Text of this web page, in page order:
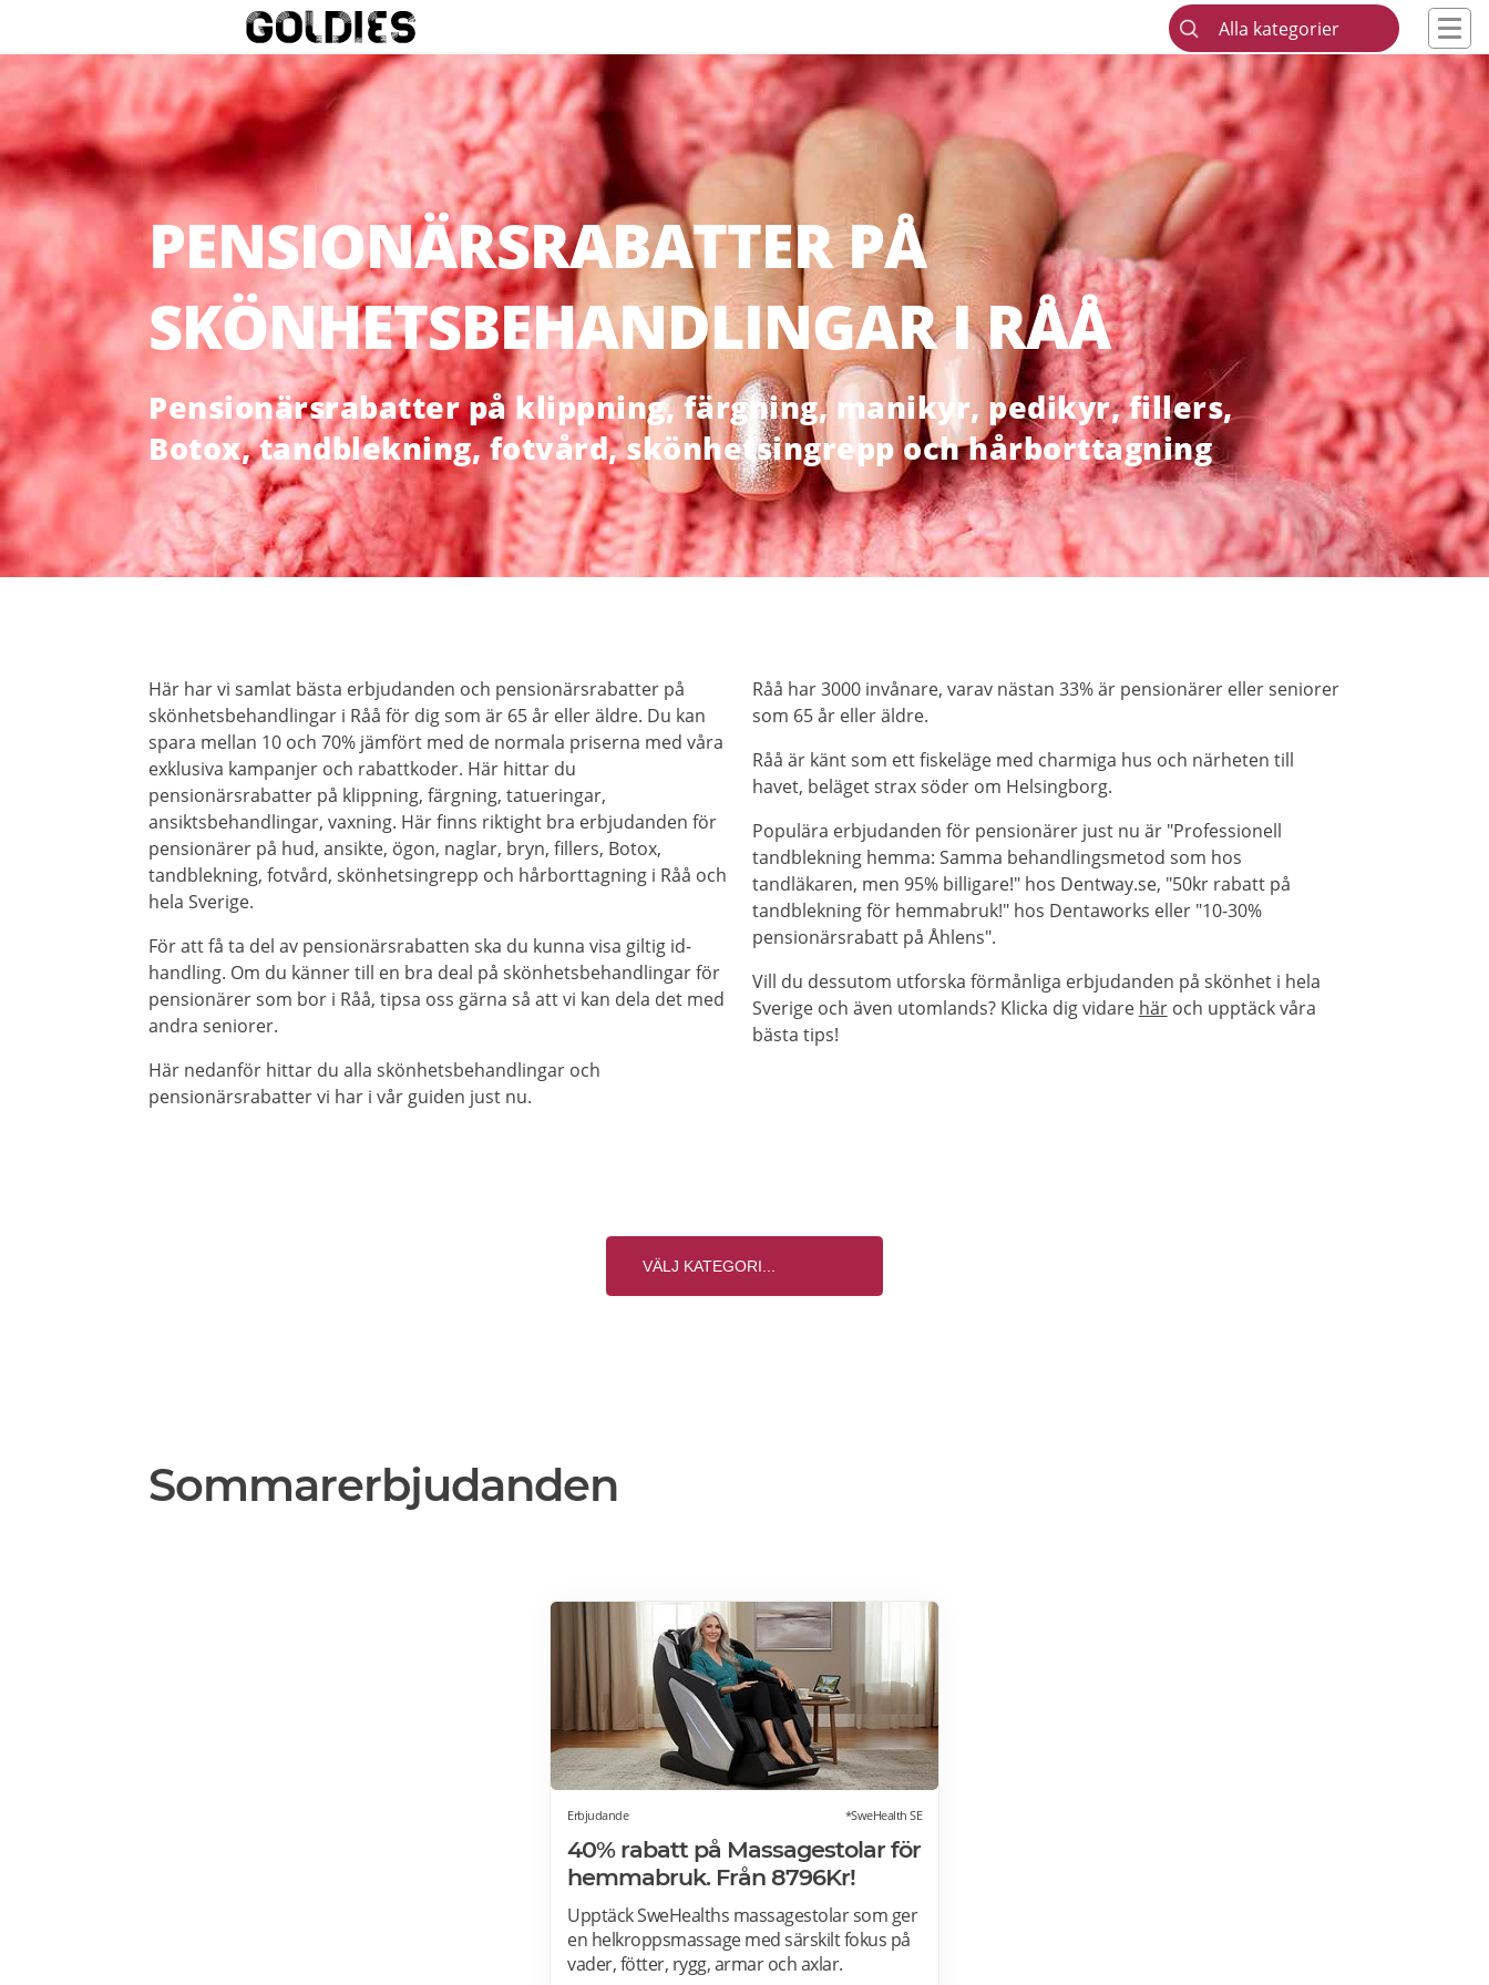
Alla kategorier
PENSIONÄRSRABATTER PÅ
SKÖNHETSBEHANDLINGAR I RÅÅ
Pensionärsrabatter på klippning, färgning, manikyr, pedikyr, fillers,
Botox, tandblekning, fotvård, skönhetsingrepp och hårborttagning
Här har vi samlat bästa erbjudanden och pensionärsrabatter på
skönhetsbehandlingar i Råå för dig som är 65 år eller äldre. Du kan
spara mellan 10 och 70% jämfört med de normala priserna med våra
exklusiva kampanjer och rabattkoder. Här hittar du
pensionärsrabatter på klippning, färgning, tatueringar,
ansiktsbehandlingar, vaxning. Här finns riktight bra erbjudanden för
pensionärer på hud, ansikte, ögon, naglar, bryn, fillers, Botox,
tandblekning, fotvård, skönhetsingrepp och hårborttagning i Råå och
hela Sverige.
För att få ta del av pensionärsrabatten ska du kunna visa giltig id-
handling. Om du känner till en bra deal på skönhetsbehandlingar för
pensionärer som bor i Råå, tipsa oss gärna så att vi kan dela det med
andra seniorer.
Här nedanför hittar du alla skönhetsbehandlingar och
pensionärsrabatter vi har i vår guiden just nu.
Råå har 3000 invånare, varav nästan 33% är pensionärer eller seniorer
som 65 år eller äldre.
Råå är känt som ett fiskeläge med charmiga hus och närheten till
havet, beläget strax söder om Helsingborg.
Populära erbjudanden för pensionärer just nu är "Professionell
tandblekning hemma: Samma behandlingsmetod som hos
tandläkaren, men 95% billigare!" hos Dentway.se, "50kr rabatt på
tandblekning för hemmabruk!" hos Dentaworks eller "10-30%
pensionärsrabatt på Åhlens".
Vill du dessutom utforska förmånliga erbjudanden på skönhet i hela
Sverige och även utomlands? Klicka dig vidare häroch upptäck våra
bästa tips!
Sommarerbjudanden
Erbjudande *SweHealth SE
40% rabatt på Massagestolar för
hemmabruk. Från 8796Kr!
Upptäck SweHealths massagestolar som ger
en helkroppsmassage med särskilt fokus på
vader, fötter, rygg, armar och axlar.